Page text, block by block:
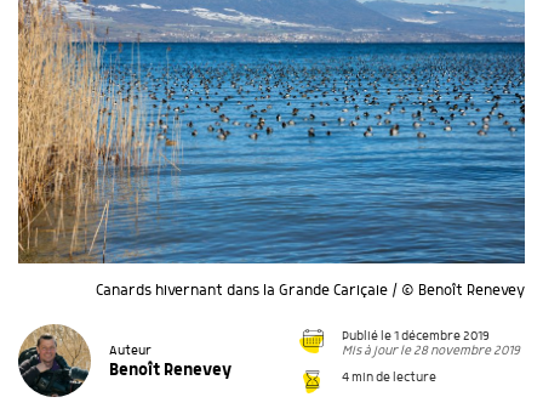
Canards hivernant dans la Grande Cariçaie / © Benoît Renevey
Auteur
Benoît Renevey
Publié le 1 décembre 2019
Mis à jour le 28 novembre 2019
4 min de lecture